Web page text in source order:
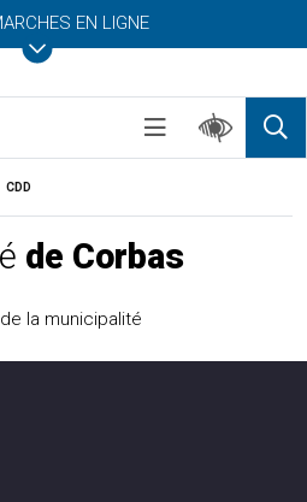
EN LIGNE
CDD
de Corbas
la municipalité